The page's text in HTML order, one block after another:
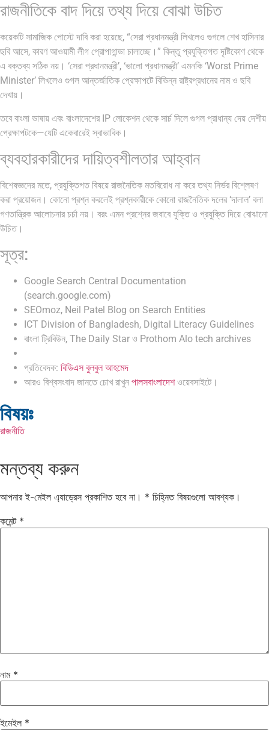
রাজনীতিকে বাদ দিয়ে তথ্য দিয়ে বোঝা উচিত
কয়েকটি সামাজিক পোস্টে দাবি করা হয়েছে, “সেরা প্রধানমন্ত্রী লিখলেও গুগলে শেখ হাসিনার
ছবি আসে, কারণ আওয়ামী লীগ প্রোপাগান্ডা চালাচ্ছে।” কিন্তু প্রযুক্তিগত দৃষ্টিকোণ থেকে
এ বক্তব্য সঠিক নয়। ‘সেরা প্রধানমন্ত্রী’, ‘ভালো প্রধানমন্ত্রী’ এমনকি ‘Worst Prime
Minister’ লিখলেও গুগল আন্তর্জাতিক প্রেক্ষাপটে বিভিন্ন রাষ্ট্রপ্রধানের নাম ও ছবি
দেখায়।
তবে বাংলা ভাষায় এবং বাংলাদেশের IP লোকেশন থেকে সার্চ দিলে গুগল প্রাধান্য দেয় দেশীয়
প্রেক্ষাপটকে—যেটি একেবারেই স্বাভাবিক।
ব্যবহারকারীদের দায়িত্বশীলতার আহ্বান
বিশেষজ্ঞদের মতে, প্রযুক্তিগত বিষয়ে রাজনৈতিক মতবিরোধ না করে তথ্য নির্ভর বিশ্লেষণ
করা প্রয়োজন। কোনো প্রশ্ন করলেই প্রশ্নকারীকে কোনো রাজনৈতিক দলের ‘দালাল’ বলা
গণতান্ত্রিক আলোচনার চর্চা নয়। বরং এমন প্রশ্নের জবাবে যুক্তি ও প্রযুক্তি দিয়ে বোঝানো
উচিত।
সূত্র:
Google Search Central Documentation
(search.google.com)
SEOmoz, Neil Patel Blog on Search Entities
ICT Division of Bangladesh, Digital Literacy Guidelines
বাংলা ট্রিবিউন, The Daily Star ও Prothom Alo tech archives
প্রতিবেদক: বিডিএস বুলবুল আহমেদ
আরও বিশ্বসংবাদ জানতে চোখ রাখুন পালসবাংলাদেশওয়েবসাইটে।
বিষয়ঃ
রাজনীতি
মন্তব্য করুন
আপনার ই-মেইল এ্যাড্রেস প্রকাশিত হবে না। * চিহ্নিত বিষয়গুলো আবশ্যক।
কমেন্ট *
নাম *
ইমেইল *